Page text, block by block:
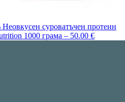
суроватъчен протеин
1000 грама – 50.00 €